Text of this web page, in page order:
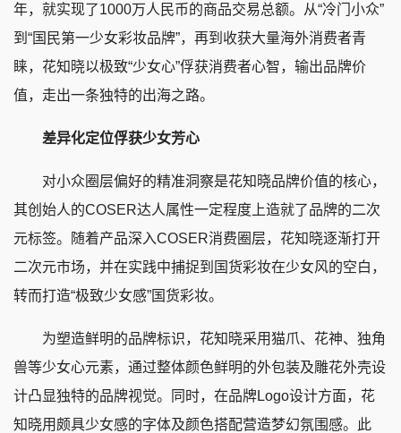
年，就实现了1000万人民币的商品交易总额。从“冷门小众”
到“国民第一少女彩妆品牌”，再到收获大量海外消费者青
睐，花知晓以极致“少女心”俘获消费者心智，输出品牌价
值，走出一条独特的出海之路。
差异化定位俘获少女芳心
对小众圈层偏好的精准洞察是花知晓品牌价值的核心，
其创始人的COSER达人属性一定程度上造就了品牌的二次
元标签。随着产品深入COSER消费圈层，花知晓逐渐打开
二次元市场，并在实践中捕捉到国货彩妆在少女风的空白，
转而打造“极致少女感”国货彩妆。
为塑造鲜明的品牌标识，花知晓采用猫爪、花神、独角
兽等少女心元素，通过整体颜色鲜明的外包装及雕花外壳设
计凸显独特的品牌视觉。同时，在品牌Logo设计方面，花
知晓用颇具少女感的字体及颜色搭配营造梦幻氛围感。此